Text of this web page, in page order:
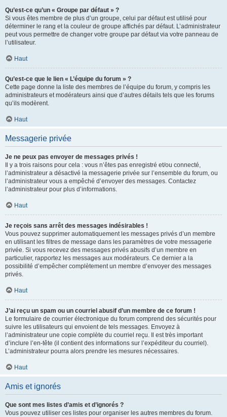
Qu’est-ce qu’un « Groupe par défaut » ?
Si vous êtes membre de plus d’un groupe, celui par défaut est utilisé pour
déterminer le rang et la couleur de groupe affichés par défaut. L’administrateur
peut vous permettre de changer votre groupe par défaut via votre panneau de
l’utilisateur.
Haut
Qu’est-ce que le lien « L’équipe du forum » ?
Cette page donne la liste des membres de l’équipe du forum, y compris les
administrateurs et modérateurs ainsi que d’autres détails tels que les forums
qu’ils modèrent.
Haut
Messagerie privée
Je ne peux pas envoyer de messages privés !
Il y a trois raisons pour cela : vous n’êtes pas enregistré et/ou connecté,
l’administrateur a désactivé la messagerie privée sur l’ensemble du forum, ou
l’administrateur vous a empêché d’envoyer des messages. Contactez
l’administrateur pour plus d’informations.
Haut
Je reçois sans arrêt des messages indésirables !
Vous pouvez supprimer automatiquement les messages privés d’un membre
en utilisant les filtres de message dans les paramètres de votre messagerie
privée. Si vous recevez des messages privés abusifs d’un membre en
particulier, rapportez les messages aux modérateurs. Ce dernier a la
possibilité d’empêcher complètement un membre d’envoyer des messages
privés.
Haut
J’ai reçu un spam ou un courriel abusif d’un membre de ce forum !
Le formulaire de courrier électronique du forum comprend des sécurités pour
suivre les utilisateurs qui envoient de tels messages. Envoyez à
l’administrateur une copie complète du courriel reçu. Il est très important
d’inclure l’en-tête (il contient des informations sur l’expéditeur du courriel).
L’administrateur pourra alors prendre les mesures nécessaires.
Haut
Amis et ignorés
Que sont mes listes d’amis et d’ignorés ?
Vous pouvez utiliser ces listes pour organiser les autres membres du forum.